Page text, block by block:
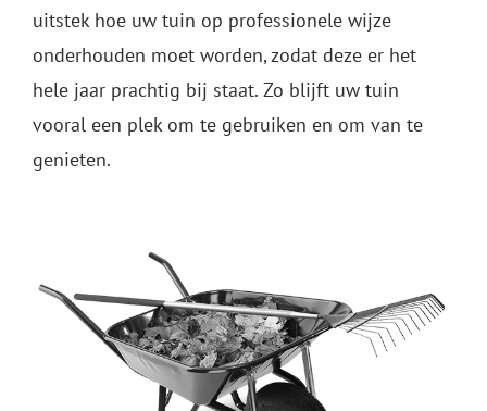
uitstek hoe uw tuin op professionele wijze
onderhouden moet worden, zodat deze er het
hele jaar prachtig bij staat. Zo blijft uw tuin
vooral een plek om te gebruiken en om van te
genieten.